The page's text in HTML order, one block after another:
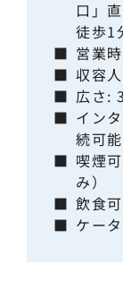
口」
徒歩1
■ 営業
■ 収容
■ 広さ:
■ イン
続可能
■ 喫煙
み）
■ 飲食
■ ケー